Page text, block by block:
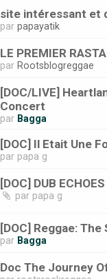
site intéressant et
parpapayatik
LE PREMIER
par Rootsblogreggae
[DOC/LIVE]
Concert
par Bagga
[DOC] Il Etait Une
par papa g
[DOC] DUB ECHOES
par papa g
[DOC] Reggae:
par Bagga
Doc The Journey